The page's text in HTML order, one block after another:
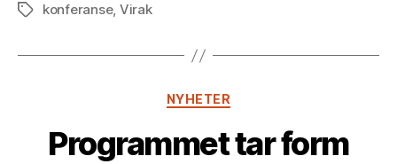
Stikkordkonferanse, Virak
Kategorier
NYHETER
Programmet tar form